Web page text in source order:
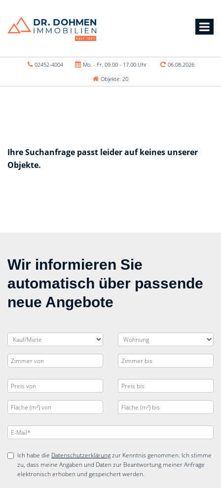
02452-4004 Mo. - Fr. 09.00 - 17.00 Uhr
06.08.2026
Objekte: 20
Ihre Suchanfrage passt leider auf keines unserer
Objekte.
Wir informieren Sie
automatisch über passende
neue Angebote
Ich habe die Datenschutzerklärungzur Kenntnis genommen. Ich stimme
zu, dass meine Angaben und Daten zur Beantwortung meiner Anfrage
elektronisch erhoben und gespeichert werden.